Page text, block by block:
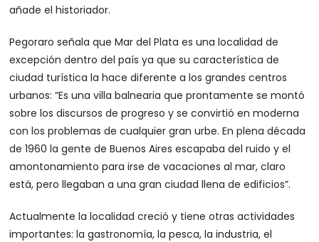
añade el historiador.
Pegoraro señala que Mar del Plata es una localidad de
excepción dentro del país ya que su característica de
ciudad turística la hace diferente a los grandes centros
urbanos: “Es una villa balnearia que prontamente se montó
sobre los discursos de progreso y se convirtió en moderna
con los problemas de cualquier gran urbe. En plena década
de 1960 la gente de Buenos Aires escapaba del ruido y el
amontonamiento para irse de vacaciones al mar, claro
está, pero llegaban a una gran ciudad llena de edificios”.
Actualmente la localidad creció y tiene otras actividades
importantes: la gastronomía, la pesca, la industria, el